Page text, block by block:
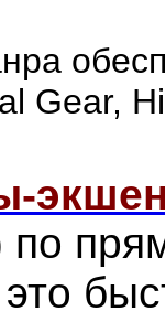
Gear,
по
это